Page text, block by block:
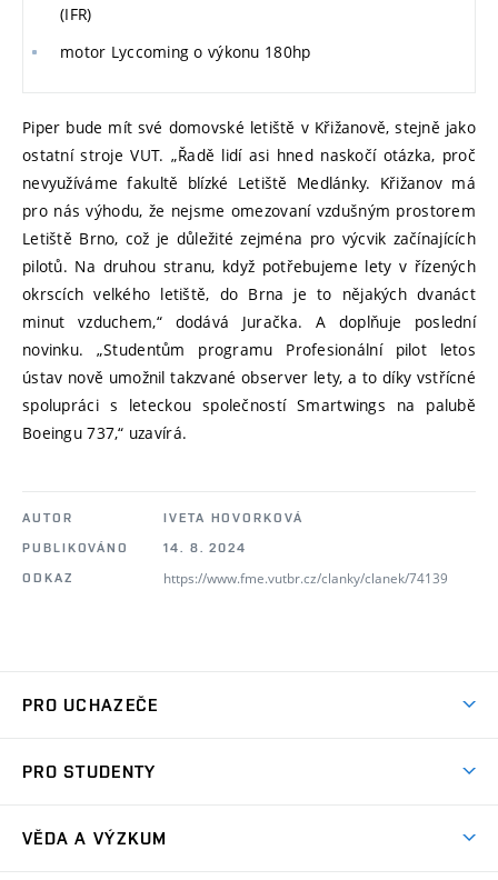
(IFR)
motor Lyccoming o výkonu 180hp
Piper bude mít své domovské letiště v Křižanově, stejně jako
ostatní stroje VUT. „Řadě lidí asi hned naskočí otázka, proč
nevyužíváme fakultě blízké Letiště Medlánky. Křižanov má
pro nás výhodu, že nejsme omezovaní vzdušným prostorem
Letiště Brno, což je důležité zejména pro výcvik začínajících
pilotů. Na druhou stranu, když potřebujeme lety v řízených
okrscích velkého letiště, do Brna je to nějakých dvanáct
minut vzduchem,“ dodává Juračka. A doplňuje poslední
novinku. „Studentům programu Profesionální pilot letos
ústav nově umožnil takzvané observer lety, a to díky vstřícné
spolupráci s leteckou společností Smartwings na palubě
Boeingu 737,“ uzavírá.
AUTOR
IVETA HOVORKOVÁ
PUBLIKOVÁNO
14. 8. 2024
ODKAZ
https://www.fme.vutbr.cz/clanky/clanek/74139
PRO UCHAZEČE
Ambasadoři studia
PRO STUDENTY
VĚDA A VÝZKUM